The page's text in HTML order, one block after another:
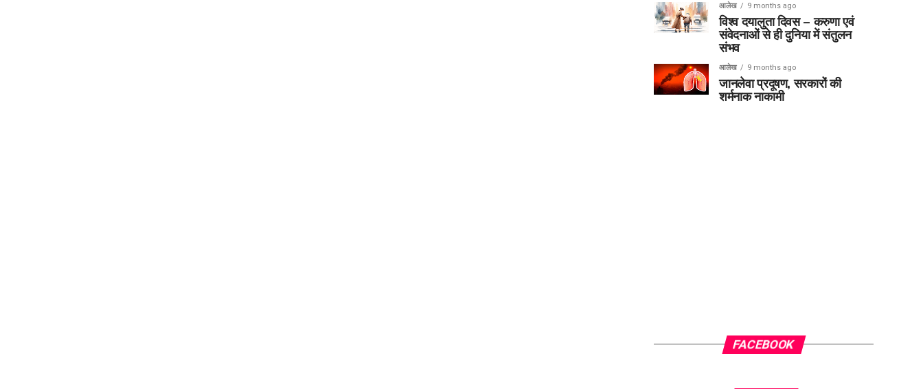
आलेख 9 months ago
विश्व दयालुता दिवस – करुणा एवं
संवेदनाओं से ही दुनिया में संतुलन
संभव
आलेख 9 months ago
जानलेवा प्रदूषण, सरकारों की
शर्मनाक नाकामी
FACEBOOK